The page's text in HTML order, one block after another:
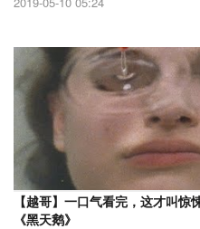
【越哥】一口气看完，这才叫
《黑天鹅》